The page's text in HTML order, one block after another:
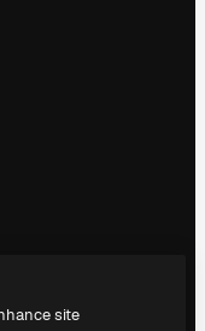
site